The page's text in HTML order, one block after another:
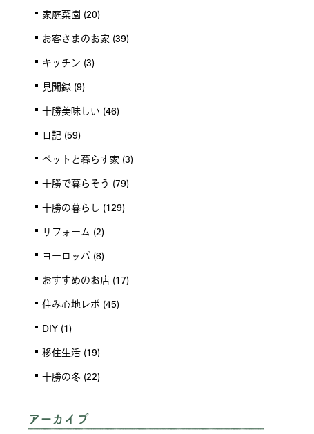
家庭菜園 (20)
お客さまのお家 (39)
キッチン (3)
見聞録 (9)
十勝美味しい (46)
日記 (59)
ペットと暮らす家 (3)
十勝で暮らそう (79)
十勝の暮らし (129)
リフォーム (2)
ヨーロッパ (8)
おすすめのお店 (17)
住み心地レポ (45)
DIY (1)
移住生活 (19)
十勝の冬 (22)
アーカイブ